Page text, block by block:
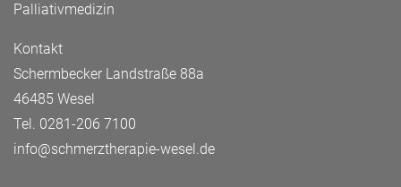
Palliativmedizin
Kontakt
Schermbecker Landstraße 88a
46485 Wesel
Tel. 0281-206 7100
info@schmerztherapie-wesel.de